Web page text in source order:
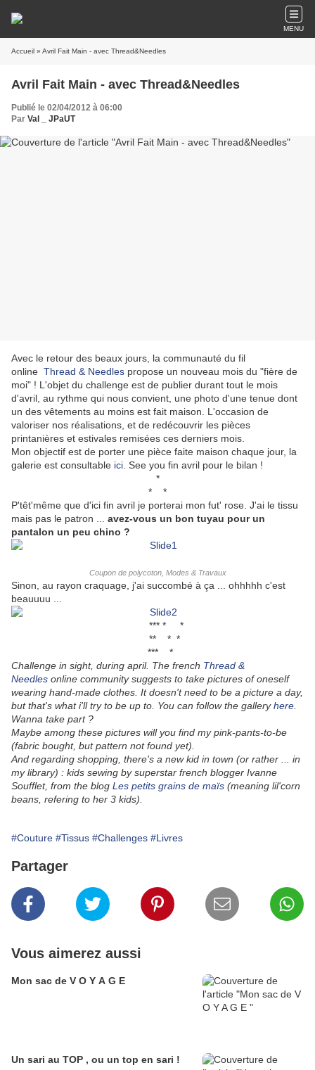
MENU
Accueil » Avril Fait Main - avec Thread&Needles
Avril Fait Main - avec Thread&Needles
Publié le 02/04/2012 à 06:00
Par Val _ JPaUT
Avec le retour des beaux jours, la communauté du fil
online Thread & Needles propose un nouveau mois du "fière de
moi" ! L'objet du challenge est de publier durant tout le mois
d'avril, au rythme qui nous convient, une photo d'une tenue dont
un des vêtements au moins est fait maison. L'occasion de
valoriser nos réalisations, et de redécouvrir les pièces
printanières et estivales remisées ces derniers mois.
Mon objectif est de porter une pièce faite maison chaque jour, la
galerie est consultable ici . See you fin avril pour le bilan !
*
* *
P'têt'même que d'ici fin avril je porterai mon fut' rose. J'ai le tissu
mais pas le patron ... avez-vous un bon tuyau pour un
pantalon un peu chino ?
Coupon de polycoton, Modes & Travaux
Sinon, au rayon craquage, j'ai succombé à ça ... ohhhhh c'est
beauuuu ...
*** * *
** * *
*** *
Challenge in sight, during april. The french Thread &
Needles online community suggests to take pictures of oneself
wearing hand-made clothes. It doesn't need to be a picture a day,
but that's what i'll try to be up to. You can follow the galleryhere
Wanna take part ?
Maybe among these pictures will you find my pink-pants-to-be
(fabric bought, but pattern not found yet).
And regarding shopping, there's a new kid in town (or rather ... in
my library) : kids sewing by superstar french blogger Ivanne
Soufflet, from the blog Les petits grains de maïs (meaning lil'corn
beans, refering to her 3 kids).
#Couture #Tissus #Challenges #Livres
Partager
Vous aimerez aussi
Mon sac de V O Y A G E
Un sari au TOP , ou un top en sari !